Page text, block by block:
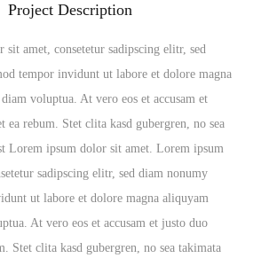
Project Description
amet, consetetur sadipscing elitr, sed
tempor invidunt ut labore et dolore magna
voluptua. At vero eos et accusam et
ea rebum. Stet clita kasd gubergren, no sea
Lorem ipsum dolor sit amet. Lorem ipsum
sadipscing elitr, sed diam nonumy
ut labore et dolore magna aliquyam
At vero eos et accusam et justo duo
Stet clita kasd gubergren, no sea takimata